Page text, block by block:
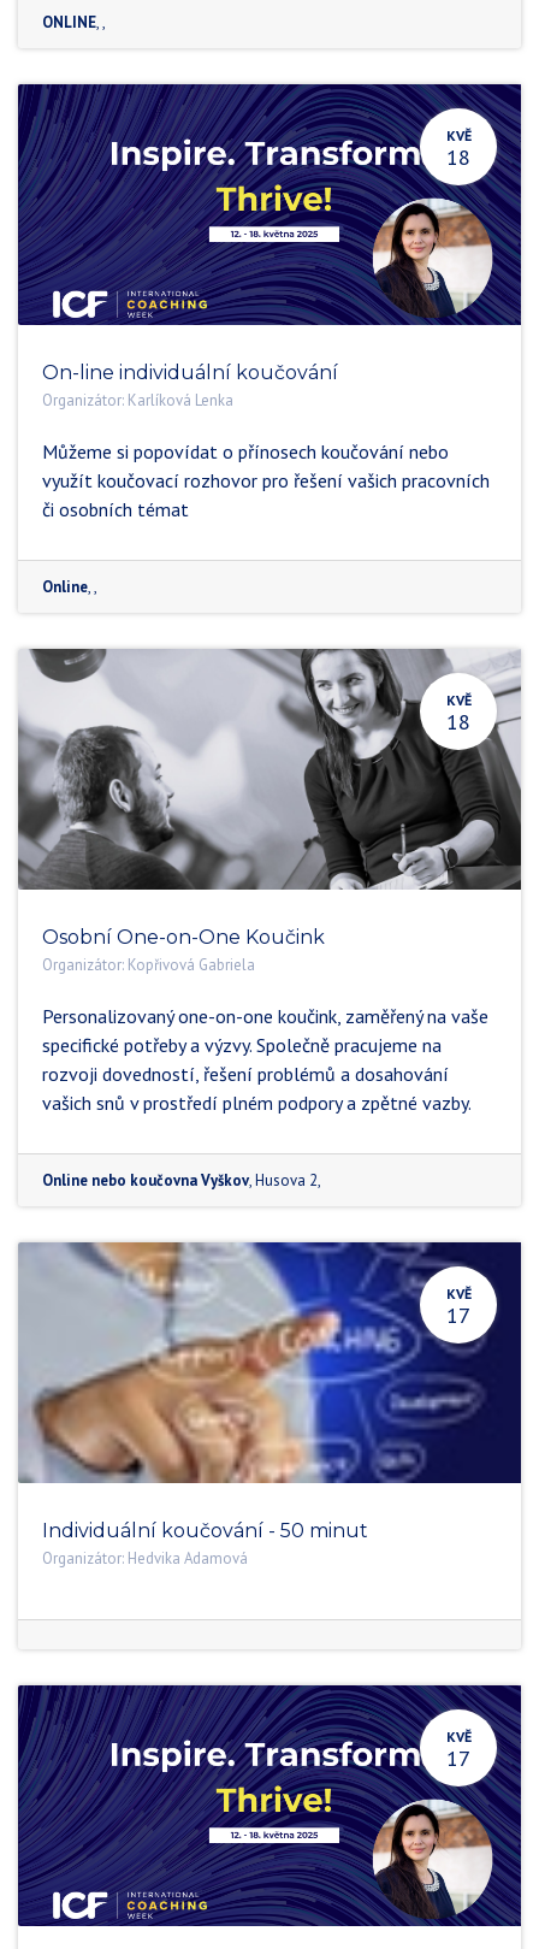
ONLINE,,
KVĚ
18
On-line individuální koučování
Organizátor: Karlíková Lenka
Můžeme si popovídat o přínosech koučování nebo
využít koučovací rozhovor pro řešení vašich pracovních
či osobních témat
Online,,
KVĚ
18
Osobní One-on-One Koučink
Organizátor: Kopřivová Gabriela
Personalizovaný one-on-one koučink, zaměřený na vaše
specifické potřeby a výzvy. Společně pracujeme na
rozvoji dovedností, řešení problémů a dosahování
vašich snů v prostředí plném podpory a zpětné vazby.
Online nebo koučovna Vyškov,Husova 2,
KVĚ
17
Individuální koučování - 50 minut
Organizátor: Hedvika Adamová
KVĚ
17